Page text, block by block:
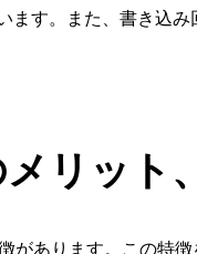
ます。また、書き込
リット
があります。この特